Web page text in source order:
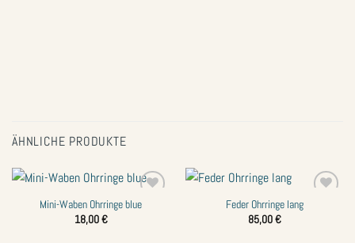
ÄHNLICHE PRODUKTE
Zur
Mini-Waben Ohrringe blue
18,00€
Feder Ohrringe lang
85,00€